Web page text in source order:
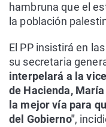
hambruna que el
la población
El PP insistirá en
su secretaria
interpelará a la
de Hacienda,
la mejor vía para
del Gobierno",